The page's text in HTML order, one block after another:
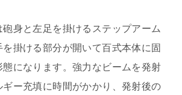
身と左足を掛けるステップアーム
掛ける部分が開いて百式本体に固
態になります。強力なビームを発射
ギー充填に時間がかかり、発射後の